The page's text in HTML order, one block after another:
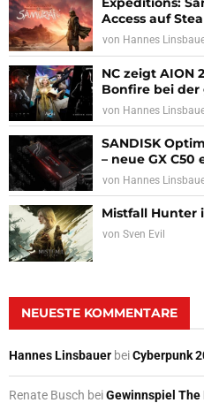
Access auf
von Hannes
NC zeigt AION
Bonfire bei der
von Hannes
SANDISK
– neue GX C50
von Hannes
Mistfall Hunter
von Sven Evil
NEUESTE KOMMENTARE
Hannes Linsbauer beiCyberpunk
Renate Busch beiGewinnspiel